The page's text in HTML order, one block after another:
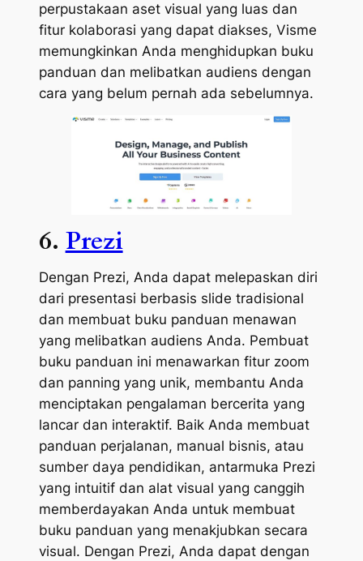
perpustakaan aset visual yang luas dan
fitur kolaborasi yang dapat diakses, Visme
memungkinkan Anda menghidupkan buku
panduan dan melibatkan audiens dengan
cara yang belum pernah ada sebelumnya.
6. Prezi
Dengan Prezi, Anda dapat melepaskan diri
dari presentasi berbasis slide tradisional
dan membuat buku panduan menawan
yang melibatkan audiens Anda. Pembuat
buku panduan ini menawarkan fitur zoom
dan panning yang unik, membantu Anda
menciptakan pengalaman bercerita yang
lancar dan interaktif. Baik Anda membuat
panduan perjalanan, manual bisnis, atau
sumber daya pendidikan, antarmuka Prezi
yang intuitif dan alat visual yang canggih
memberdayakan Anda untuk membuat
buku panduan yang menakjubkan secara
visual. Dengan Prezi, Anda dapat dengan